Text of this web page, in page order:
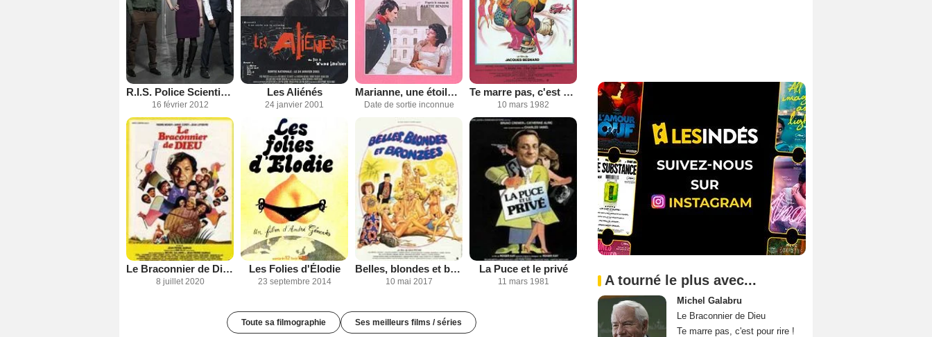
R.I.S. Police Scientifique
16 février 2012
Les Aliénés
24 janvier 2001
Marianne, une étoile pour Napoléon
Date de sortie inconnue
Te marre pas, c'est pour rire !
10 mars 1982
Le Braconnier de Dieu
8 juillet 2020
Les Folies d'Élodie
23 septembre 2014
Belles, blondes et bronzées
10 mai 2017
La Puce et le privé
11 mars 1981
Toute sa filmographie Ses meilleurs films / séries
A tourné le plus avec...
Michel Galabru
Le Braconnier de Dieu
Te marre pas, c'est pour rire !